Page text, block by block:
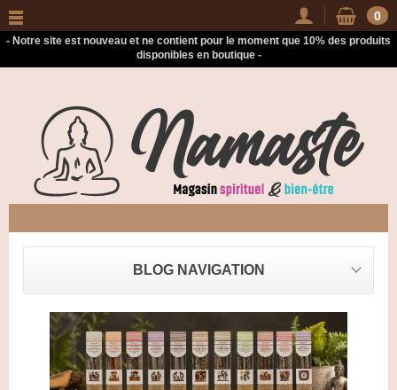
- Notre site est nouveau et ne contient pour le moment que 10% des produits
disponibles en boutique -
0
BLOG NAVIGATION